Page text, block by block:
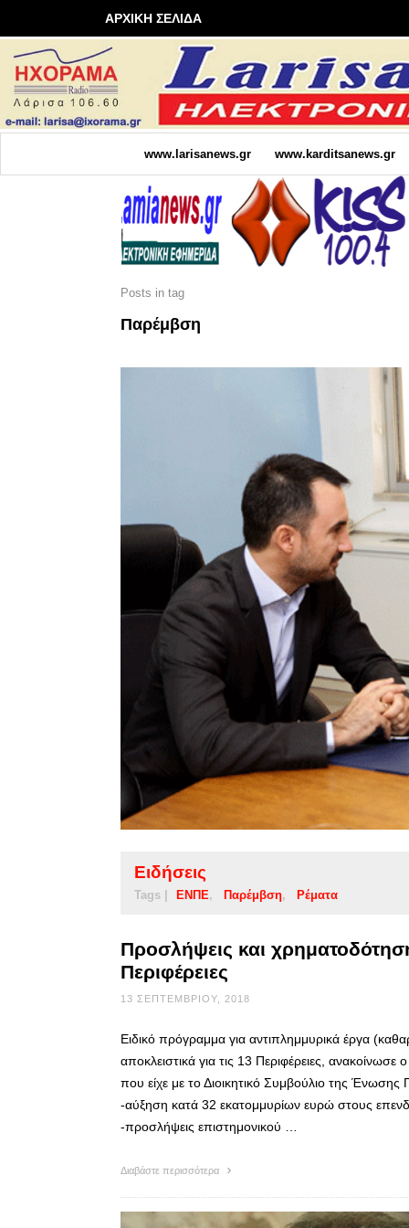
ΑΡΧΙΚΗ ΣΕΛΙΔΑ
www.larisanews.gr www.karditsanews.gr
Posts in tag
Παρέμβση
Ειδήσεις
Tags | ΕΝΠΕ Παρέμβση Ρέματα
Προσλήψεις και
Περιφέρειες
13 ΣΕΠΤΕΜΒΡΊΟΥ, 2018
Ειδικό πρόγραμμα για αντιπλημμυρικά έργα
αποκλειστικά για τις 13 Περιφέρειες,
που είχε με το Διοικητικό Συμβούλιο της
-αύξηση κατά 32 εκατομμυρίων ευρώ στους
-προσλήψεις επιστημονικού …
Διαβάστε περισσότερα